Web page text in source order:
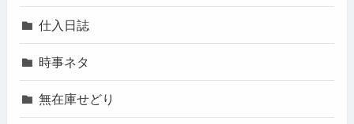
仕入日誌
時事ネタ
無在庫せどり